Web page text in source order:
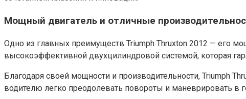
Мощный двигатель и отличные
Одно из главных преимуществ Triumph Thruxton 2012 — его
высокоэффективной двухцилиндровой системой, которая
Благодаря своей мощности и производительности, Triumph
водителю легко преодолевать повороты и маневрировать в